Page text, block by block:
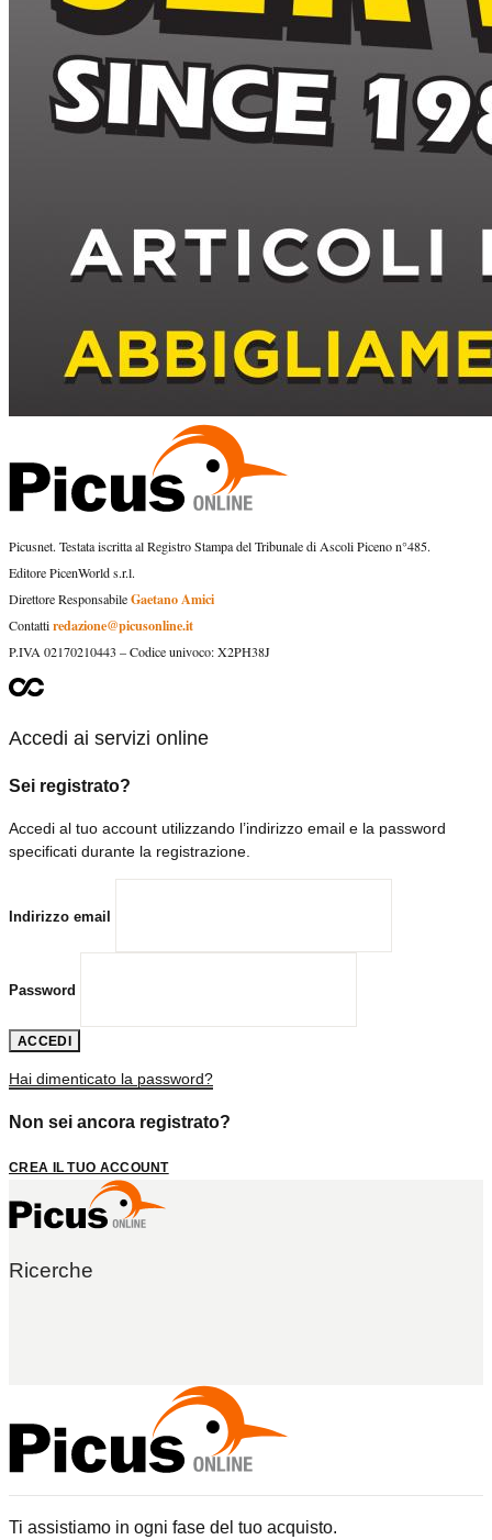
Picusnet. Testata iscritta al Registro Stampa del Tribunale di Ascoli Piceno n°485.
Editore PicenWorld s.r.l.
Direttore ResponsabileGaetano Amici
Contattiredazione@picusonline.it
P.IVA 02170210443 – Codice univoco: X2PH38J
Accedi ai servizi online
Sei registrato?
Accedi al tuo account utilizzando l’indirizzo email e la password
specificati durante la registrazione.
Indirizzo email
Password
ACCEDI
Hai dimenticato la password?
Non sei ancora registrato?
CREA IL TUO ACCOUNT
Ricerche
Ti assistiamo in ogni fase del tuo acquisto.